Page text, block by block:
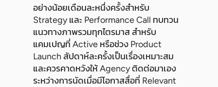
อย่างน้อยเดือนละหนึ่งครั้งสำหรับ
Strategy และ Performance Call ทบทวน
แนวทางภาพรวมทุกไตรมาส สำหรับ
แคมเปญที่ Active หรือช่วง Product
Launch สัปดาห์ละครั้งเป็นเรื่องเหมาะสม
และควรคาดหวังให้ Agency ติดต่อมาเอง
ระหว่างการนัดเมื่อมีโอกาสสื่อที่ Relevant